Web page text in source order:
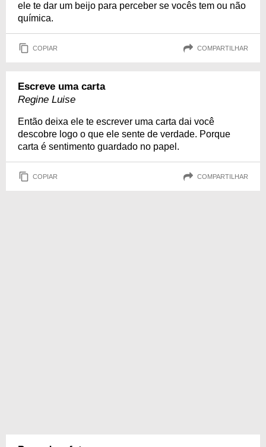
ele te dar um beijo para perceber se vocês tem ou não
química.
COPIAR COMPARTILHAR
Escreve uma carta
Regine Luise
Então deixa ele te escrever uma carta dai você
descobre logo o que ele sente de verdade. Porque
carta é sentimento guardado no papel.
COPIAR COMPARTILHAR